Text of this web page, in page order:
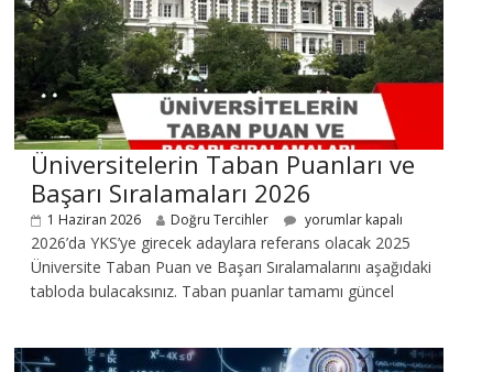
Üniversitelerin Taban Puanları ve
Başarı Sıralamaları 2026
1 Haziran 2026 Doğru Tercihler yorumlar kapalı
2026’da YKS’ye girecek adaylara referans olacak 2025
Üniversite Taban Puan ve Başarı Sıralamalarını aşağıdaki
tabloda bulacaksınız. Taban puanlar tamamı güncel